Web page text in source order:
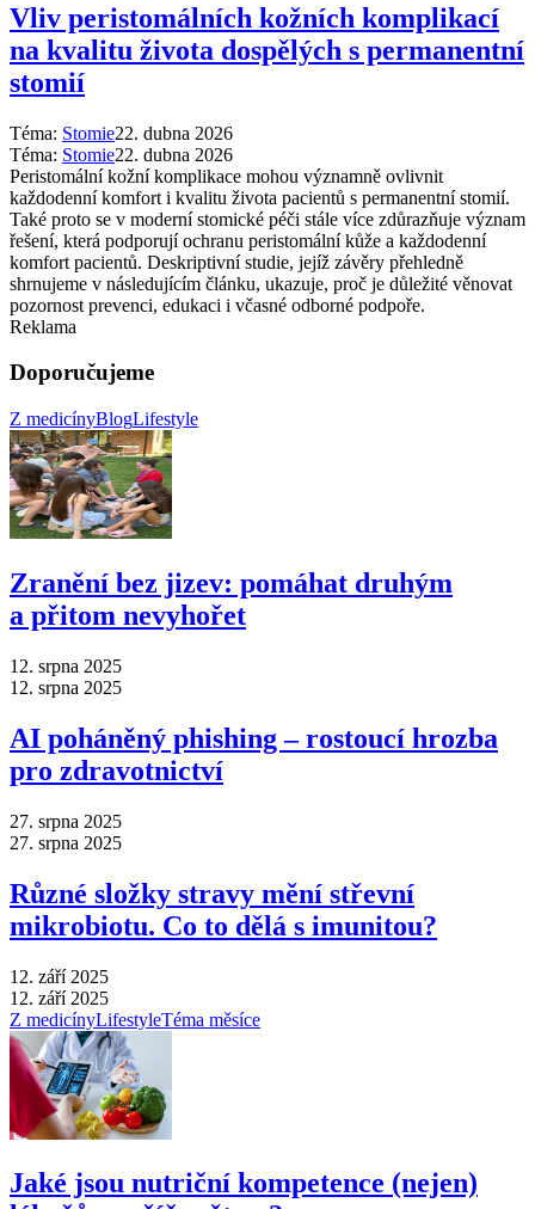
Vliv peristomálních kožních komplikací
na kvalitu života dospělých s permanentní
stomií
Téma: Stomie22. dubna 2026
Téma: Stomie22. dubna 2026
Peristomální kožní komplikace mohou významně ovlivnit
každodenní komfort i kvalitu života pacientů s permanentní stomií.
Také proto se v moderní stomické péči stále více zdůrazňuje význam
řešení, která podporují ochranu peristomální kůže a každodenní
komfort pacientů. Deskriptivní studie, jejíž závěry přehledně
shrnujeme v následujícím článku, ukazuje, proč je důležité věnovat
pozornost prevenci, edukaci i včasné odborné podpoře.
Reklama
Doporučujeme
Z medicínyBlogLifestyle
Zranění bez jizev: pomáhat druhým
a přitom nevyhořet
12. srpna 2025
12. srpna 2025
AI poháněný phishing –⁠ rostoucí hrozba
pro zdravotnictví
27. srpna 2025
27. srpna 2025
Různé složky stravy mění střevní
mikrobiotu. Co to dělá s imunitou?
12. září 2025
12. září 2025
Z medicínyLifestyleTéma měsíce
Jaké jsou nutriční kompetence (nejen)